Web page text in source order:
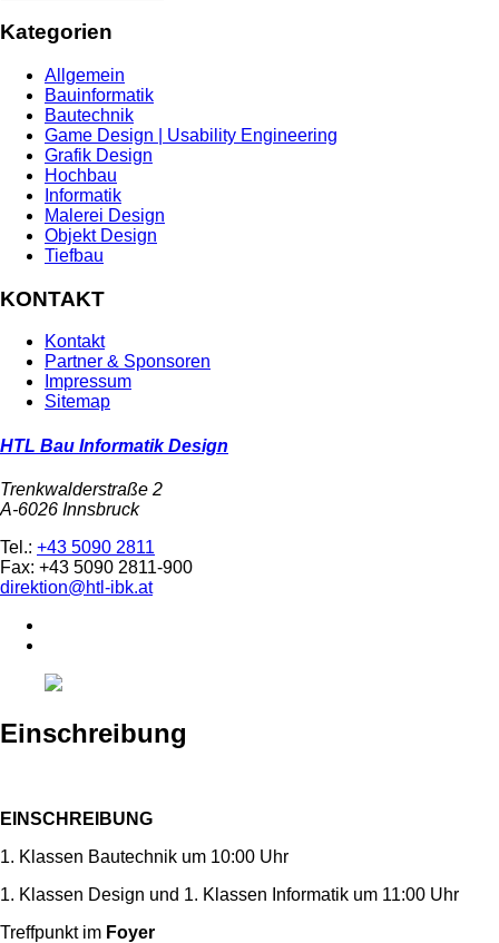
Kategorien
Allgemein
Bauinformatik
Bautechnik
Game Design | Usability Engineering
Grafik Design
Hochbau
Informatik
Malerei Design
Objekt Design
Tiefbau
KONTAKT
Kontakt
Partner & Sponsoren
Impressum
Sitemap
HTL Bau Informatik Design
Trenkwalderstraße 2
A-6026 Innsbruck
Tel.: +43 5090 2811
Fax: +43 5090 2811-900
direktion@htl-ibk.at
Einschreibung
EINSCHREIBUNG
1. Klassen Bautechnik um 10:00 Uhr
1. Klassen Design und 1. Klassen Informatik um 11:00 Uhr
Treffpunkt im Foyer